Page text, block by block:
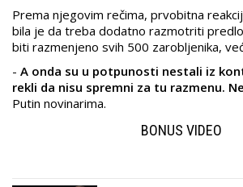
Prema njegovim rečima, prvobitna
bila je da treba dodatno razmotriti
biti razmenjeno svih 500 zarobljenika,
- A onda su u potpunosti nestali iz
rekli da nisu spremni za tu razmenu.
Putin novinarima.
BONUS VIDEO